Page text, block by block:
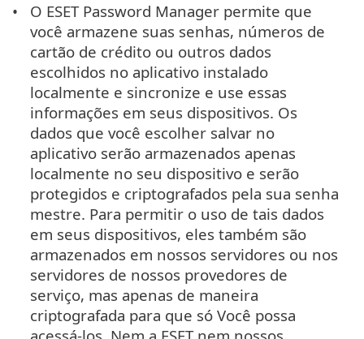
O ESET Password Manager permite que
você armazene suas senhas, números de
cartão de crédito ou outros dados
escolhidos no aplicativo instalado
localmente e sincronize e use essas
informações em seus dispositivos. Os
dados que você escolher salvar no
aplicativo serão armazenados apenas
localmente no seu dispositivo e serão
protegidos e criptografados pela sua senha
mestre. Para permitir o uso de tais dados
em seus dispositivos, eles também são
armazenados em nossos servidores ou nos
servidores de nossos provedores de
serviço, mas apenas de maneira
criptografada para que só Você possa